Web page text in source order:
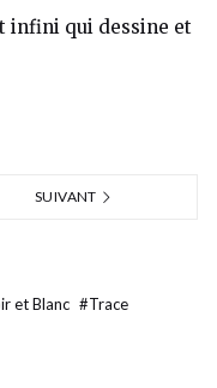
infini qui dessine et
SUIVANT
et Blanc #Trace